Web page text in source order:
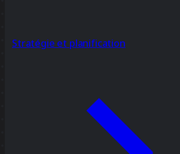
Stratégie et planification